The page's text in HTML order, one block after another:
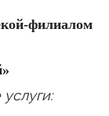
филиалом